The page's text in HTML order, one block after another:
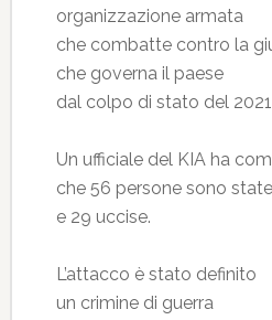
organizzazione armata
che combatte contro la
che governa il paese
dal colpo di stato del
Un ufficiale del KIA ha
che 56 persone sono
e 29 uccise.
L’attacco è stato definito
un crimine di guerra